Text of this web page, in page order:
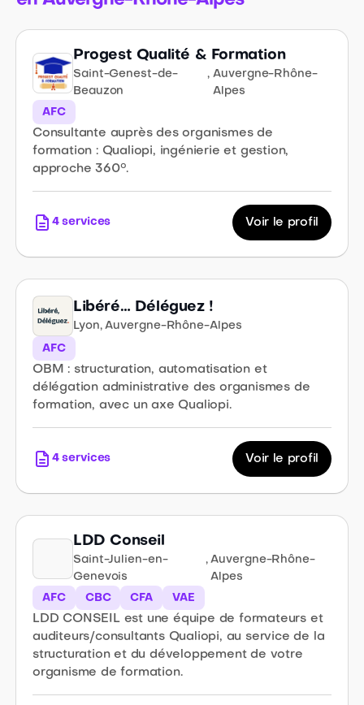
Progest Qualité & Formation
Saint-Genest-de-
Beauzon
,Auvergne-Rhône-
Alpes
AFC
Consultante auprès des organismes de
formation : Qualiopi, ingénierie et gestion,
approche 360°.
4services Voir le profil
Libéré… Déléguez !
Lyon,Auvergne-Rhône-Alpes
AFC
OBM : structuration, automatisation et
délégation administrative des organismes de
formation, avec un axe Qualiopi.
4services Voir le profil
LDD Conseil
Saint-Julien-en-
Genevois
,Auvergne-Rhône-
Alpes
AFC
CBC CFA VAE
LDD CONSEIL est une équipe de formateurs et
auditeurs/consultants Qualiopi, au service de la
structuration et du développement de votre
organisme de formation.